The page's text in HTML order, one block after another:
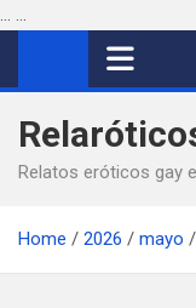
... ...
Relatos eróticos gay
Home 2026 mayo